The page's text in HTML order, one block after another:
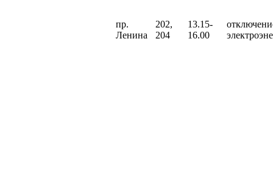
пр.
Ленина
202,
204
13.15-
16.00